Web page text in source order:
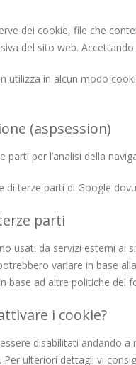
dei cookie, file che
del sito web.
utilizza in alcun modo
(aspsession)
parti per l’analisi della
di terze parti di Google
parti
usati da servizi esterni ai
variare in base
base ad altre politiche del
i cookie?
disabilitati andando
Per ulteriori dettagli vi